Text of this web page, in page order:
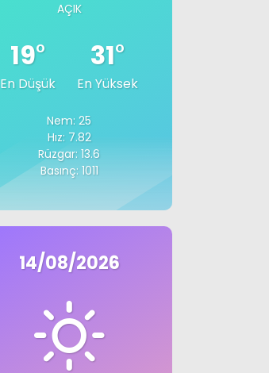
AÇIK
19°
En Düşük
31°
En Yüksek
Nem: 25
Hız: 7.82
Rüzgar: 13.6
Basınç: 1011
14/08/2026